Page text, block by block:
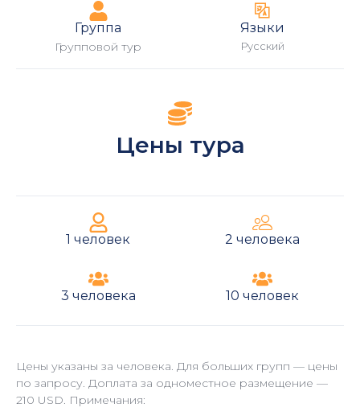
Группа
Групповой тур
Языки
Русский
Цены тура
1 человек 2 человека
3 человека 10 человек
Цены указаны за человека. Для больших групп — цены
по запросу. Доплата за одноместное размещение —
210 USD. Примечания: